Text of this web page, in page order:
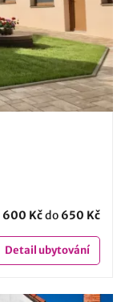
600 Kčdo 650 Kč
Detailubytování